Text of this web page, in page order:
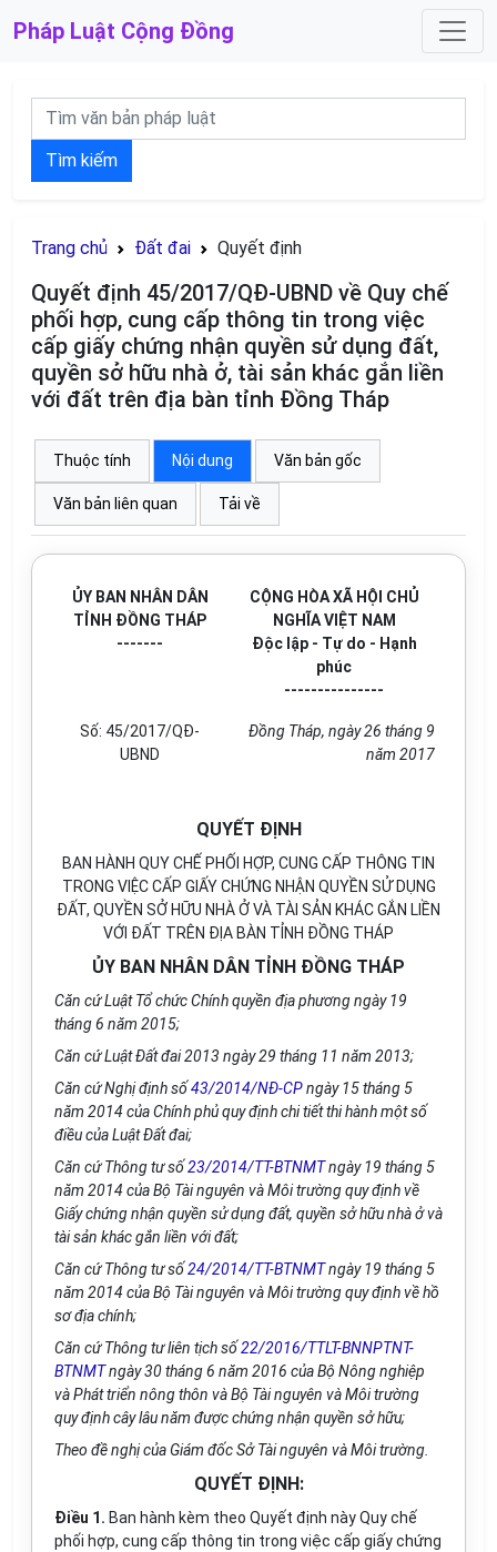
Pháp Luật Cộng Đồng
Tìm kiếm
Trang chủ Đất đai Quyết định
Quyết định 45/2017/QĐ-UBND về Quy chế
phối hợp, cung cấp thông tin trong việc
cấp giấy chứng nhận quyền sử dụng đất,
quyền sở hữu nhà ở, tài sản khác gắn liền
với đất trên địa bàn tỉnh Đồng Tháp
Thuộc tính Nội dung Văn bản gốc
Văn bản liên quan Tải về
ỦY BAN NHÂN DÂN
TỈNH ĐỒNG THÁP
-------
CỘNG HÒA XÃ HỘI CHỦ
NGHĨA VIỆT NAM
Độc lập - Tự do - Hạnh
phúc
---------------
Số: 45/2017/QĐ-
UBND
Đồng Tháp, ngày 26 tháng 9
năm 2017
QUYẾT ĐỊNH
BAN HÀNH QUY CHẾ PHỐI HỢP, CUNG CẤP THÔNG TIN
TRONG VIỆC CẤP GIẤY CHỨNG NHẬN QUYỀN SỬ DỤNG
ĐẤT, QUYỀN SỞ HỮU NHÀ Ở VÀ TÀI SẢN KHÁC GẮN LIỀN
VỚI ĐẤT TRÊN ĐỊA BÀN TỈNH ĐỒNG THÁP
ỦY BAN NHÂN DÂN TỈNH ĐỒNG THÁP
Căn cứ Luật Tổ chức Chính quyền địa phương ngày 19
tháng 6 năm 2015;
Căn cứ Luật Đất đai 2013 ngày 29 tháng 11 năm 2013;
Căn cứ Nghị định số43/2014/NĐ-CPngày 15 tháng 5
năm 2014 của Chính phủ quy định chi tiết thi hành một số
điều của Luật Đất đai;
Căn cứ Thông tư số23/2014/TT-BTNMTngày 19 tháng 5
năm 2014 của Bộ Tài nguyên và Môi trường quy định về
Giấy chứng nhận quyền sử dụng đất, quyền sở hữu nhà ở và
tài sản khác gắn liền với đất;
Căn cứ Thông tư số24/2014/TT-BTNMTngày 19 tháng 5
năm 2014 của Bộ Tài nguyên và Môi trường quy định về hồ
sơ địa chính;
Căn cứ Thông tư liên tịch số22/2016/TTLT-BNNPTNT-
BTNMTngày 30 tháng 6 năm 2016 của Bộ Nông nghiệp
và Phát triển nông thôn và Bộ Tài nguyên và Môi trường
quy định cây lâu năm được chứng nhận quyền sở hữu;
Theo đề nghị của Giám đốc Sở Tài nguyên và Môi trường.
QUYẾT ĐỊNH:
Điều 1. Ban hành kèm theo Quyết định này Quy chế
phối hợp, cung cấp thông tin trong việc cấp giấy chứng